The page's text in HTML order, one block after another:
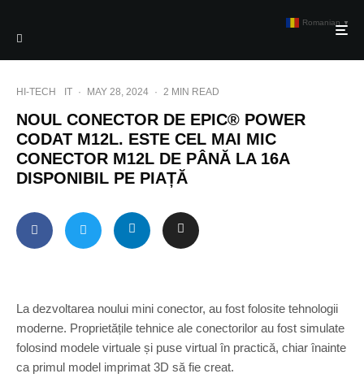
HI-TECH IT · MAY 28, 2024 · 2 MIN READ
NOUL CONECTOR DE EPIC® POWER
CODAT M12L. ESTE CEL MAI MIC
CONECTOR M12L DE PÂNĂ LA 16A
DISPONIBIL PE PIAȚĂ
La dezvoltarea noului mini conector, au fost folosite tehnologii
moderne. Proprietățile tehnice ale conectorilor au fost simulate
folosind modele virtuale și puse virtual în practică, chiar înainte
ca primul model imprimat 3D să fie creat.
Romanian ▼